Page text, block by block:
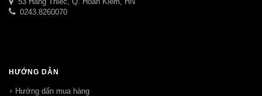
0243.8260070
HƯỚNG DẪN
Hướng dẩn mua hàng